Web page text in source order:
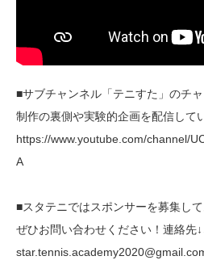
■サブチャンネル「テニすた」のチ
制作の裏側や実験的企画を配信して
https://www.youtube.com/channel/
A
■スタテニではスポンサーを募集して
ぜひお問い合わせください！連絡先